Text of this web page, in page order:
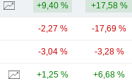
+9,40 % +17,58 %
-2,27 % -17,69 %
-3,04 % -3,28 %
+1,25 % +6,68 %